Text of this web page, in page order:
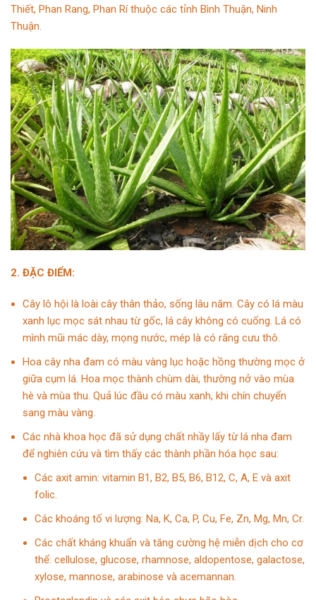
Thiết, Phan Rang, Phan Rí thuộc các tỉnh Bình Thuận, Ninh
Thuận.
2. ĐẶC ĐIỂM:
Cây lô hội là loài cây thân thảo, sống lâu năm. Cây có lá màu
xanh lục mọc sát nhau từ gốc, lá cây không có cuống. Lá có
mình mũi mác dày, mọng nước, mép là có răng cưu thô.
Hoa cây nha đam có màu vàng lục hoặc hồng thường mọc ở
giữa cụm lá. Hoa mọc thành chùm dài, thường nở vào mùa
hè và mùa thu. Quả lúc đầu có màu xanh, khi chín chuyển
sang màu vàng.
Các nhà khoa học đã sử dụng chất nhầy lấy từ lá nha đam
để nghiên cứu và tìm thấy các thành phần hóa học sau:
Các axit amin: vitamin B1, B2, B5, B6, B12, C, A, E và axit
folic.
Các khoáng tố vi lượng: Na, K, Ca, P, Cu, Fe, Zn, Mg, Mn, Cr.
Các chất kháng khuẩn và tăng cường hệ miễn dịch cho cơ
thể: cellulose, glucose, rhamnose, aldopentose, galactose,
xylose, mannose, arabinose và acemannan.